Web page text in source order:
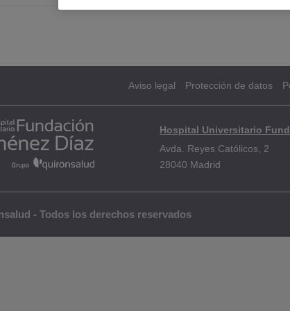
Aviso legal Protección de datos
Hospital Universitario
Avda. Reyes Católicos, 2
28040 Madrid
- Todos los derechos reservados